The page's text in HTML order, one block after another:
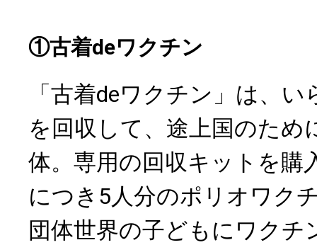
①古着deワクチン
「古着deワクチン」は、
を回収して、途上国のため
体。専用の回収キットを購
につき5人分のポリオワク
団体世界の子どもにワクチ